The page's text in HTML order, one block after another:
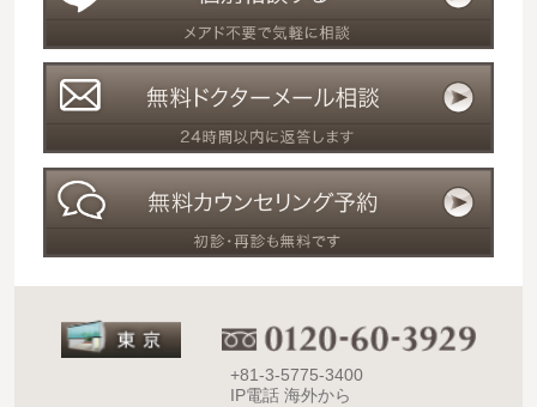
+81-3-5775-3400
IP電話 海外から